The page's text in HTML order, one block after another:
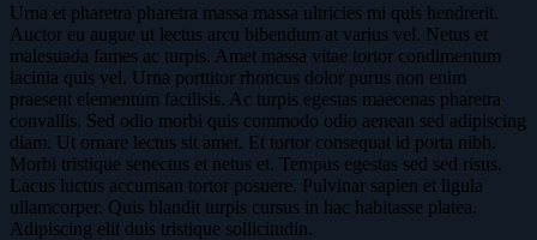
Urna et pharetra pharetra massa massa ultricies mi quis hendrerit.
Auctor eu augue ut lectus arcu bibendum at varius vel. Netus et
malesuada fames ac turpis. Amet massa vitae tortor condimentum
lacinia quis vel. Urna porttitor rhoncus dolor purus non enim
praesent elementum facilisis. Ac turpis egestas maecenas pharetra
convallis. Sed odio morbi quis commodo odio aenean sed adipiscing
diam. Ut ornare lectus sit amet. Et tortor consequat id porta nibh.
Morbi tristique senectus et netus et. Tempus egestas sed sed risus.
Lacus luctus accumsan tortor posuere. Pulvinar sapien et ligula
ullamcorper. Quis blandit turpis cursus in hac habitasse platea.
Adipiscing elit duis tristique sollicitudin.